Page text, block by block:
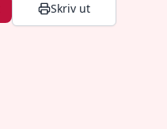
Skriv ut